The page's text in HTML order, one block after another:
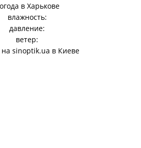
в Харькове
влажность:
давление:
ветер:
на sinoptik.ua в Киеве